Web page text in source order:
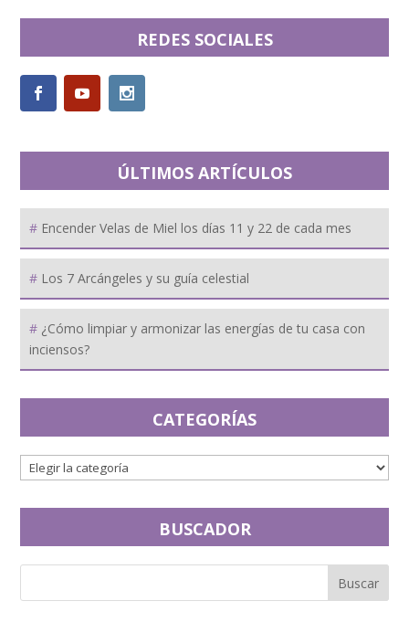
REDES SOCIALES
ÚLTIMOS ARTÍCULOS
Encender Velas de Miel los días 11 y 22 de cada mes
Los 7 Arcángeles y su guía celestial
¿Cómo limpiar y armonizar las energías de tu casa con
inciensos?
CATEGORÍAS
BUSCADOR